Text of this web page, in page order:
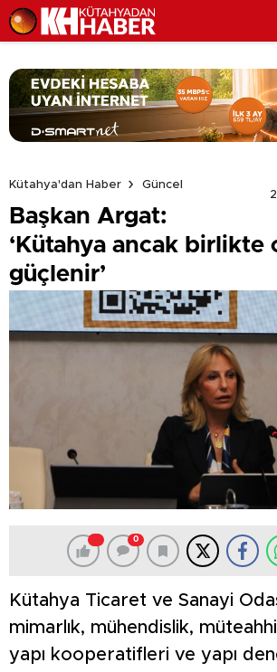
Kütahya'dan Haber
Güncel
Başkan Argat:
‘Kütahya ancak birlikte
güçlenir’
0
Kütahya Ticaret ve Sanayi
mimarlık, mühendislik,
yapı kooperatifleri ve yapı